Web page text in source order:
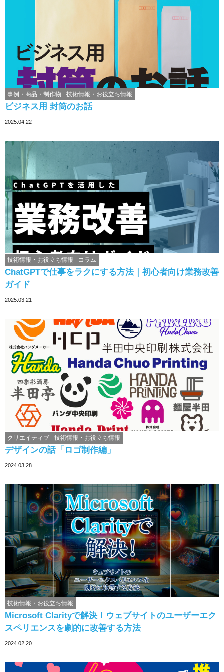
ビジネス用 封筒のお話
事例・商品・制作物 技術情報・お役立ち情報
2025.04.22
ChatGPTで仕事をラクにする方法｜初心者向け業務改善
ガイド
技術情報・お役立ち情報 コラム
2025.03.21
デザインの話「ロゴ制作編」
クリエイティブ 技術情報・お役立ち情報
2024.03.28
Microsoft Clarityで解決！ウェブサイトのユーザーエク
スペリエンスを劇的に改善する方法
技術情報・お役立ち情報
2024.02.20